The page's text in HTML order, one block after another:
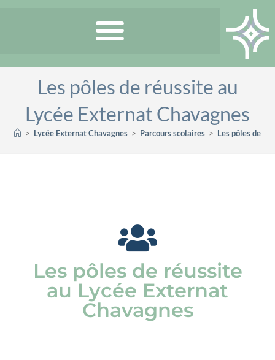
Les pôles de réussite au
Lycée Externat Chavagnes
> Lycée Externat Chavagnes > Parcours scolaires > Les pôles de
Les pôles de réussite
au Lycée Externat
Chavagnes